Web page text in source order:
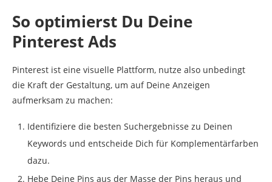
So optimierst Du Deine
Pinterest Ads
Pinterest ist eine visuelle Plattform, nutze also unbedingt
die Kraft der Gestaltung, um auf Deine Anzeigen
aufmerksam zu machen:
Identifiziere die besten Suchergebnisse zu Deinen
Keywords und entscheide Dich für Komplementärfarben
dazu.
Hebe Deine Pins aus der Masse der Pins heraus und